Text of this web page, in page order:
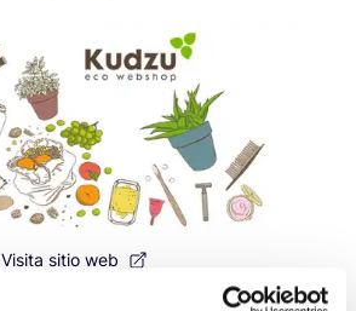
Visita sitio web